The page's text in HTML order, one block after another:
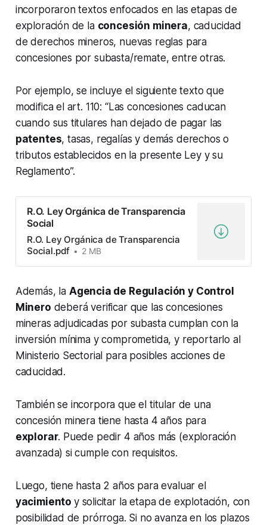
incorporaron textos enfocados en las etapas de
exploración de la concesión minera, caducidad
de derechos mineros, nuevas reglas para
concesiones por subasta/remate, entre otras.
Por ejemplo, se incluye el siguiente texto que
modifica el art. 110: “Las concesiones caducan
cuando sus titulares han dejado de pagar las
patentes, tasas, regalías y demás derechos o
tributos establecidos en la presente Ley y su
Reglamento”.
R.O. Ley Orgánica de Transparencia
Social
R.O. Ley Orgánica de Transparencia
Social.pdf
2 MB
Además, la Agencia de Regulación y Control
Minero deberá verificar que las concesiones
mineras adjudicadas por subasta cumplan con la
inversión mínima y comprometida, y reportarlo al
Ministerio Sectorial para posibles acciones de
caducidad.
También se incorpora que el titular de una
concesión minera tiene hasta 4 años para
explorar. Puede pedir 4 años más (exploración
avanzada) si cumple con requisitos.
Luego, tiene hasta 2 años para evaluar el
yacimiento y solicitar la etapa de explotación, con
posibilidad de prórroga. Si no avanza en los plazos